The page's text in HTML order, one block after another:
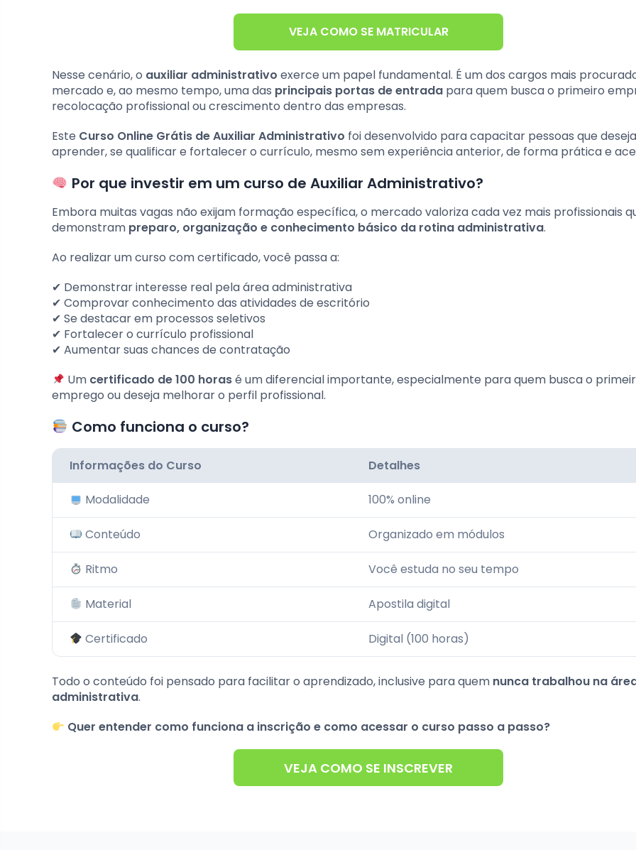
VEJA COMO SE MATRICULAR
Nesse cenário, o auxiliar administrativo exerce um papel fundamental. É um dos cargos mais
mercado e, ao mesmo tempo, uma das principais portas de entrada para quem busca o primeiro
recolocação profissional ou crescimento dentro das empresas.
Este Curso Online Grátis de Auxiliar Administrativo foi desenvolvido para capacitar pessoas que
aprender, se qualificar e fortalecer o currículo, mesmo sem experiência anterior, de forma prática e
Por que investir em um curso de Auxiliar Administrativo?
Embora muitas vagas não exijam formação específica, o mercado valoriza cada vez mais profissionais
demonstram preparo, organização e conhecimento básico da rotina administrativa.
Ao realizar um curso com certificado, você passa a:
✔ Demonstrar interesse real pela área administrativa
✔ Comprovar conhecimento das atividades de escritório
✔ Se destacar em processos seletivos
✔ Fortalecer o currículo profissional
✔ Aumentar suas chances de contratação
Um certificado de 100 horasé um diferencial importante, especialmente para quem busca o
emprego ou deseja melhorar o perfil profissional.
Como funciona o curso?
Informações do Curso Detalhes
Modalidade 100% online
Conteúdo Organizado em módulos
Ritmo Você estuda no seu tempo
Material Apostila digital
Certificado Digital (100 horas)
Todo o conteúdo foi pensado para facilitar o aprendizado, inclusive para quem nunca trabalhou na
administrativa.
Quer entender como funciona a inscrição e como acessar o curso passo a passo?
VEJA COMO SE INSCREVER